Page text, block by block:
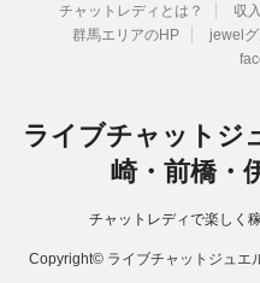
チャットレディとは？ 収
群馬エリアのHP
jewel
ライブチャットジ
崎・前橋・
チャットレディで楽しく
Copyright© ライブチャットジュエ